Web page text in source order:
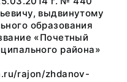
выдвинутому
образования
«Почетный
района»
rajon/zhdanov-